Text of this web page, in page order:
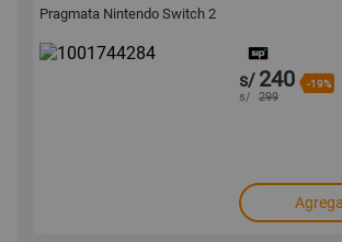
Pragmata Nintendo Switch 2
s/ 240 -19%
s/ 299